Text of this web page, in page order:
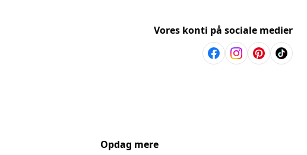
Vores konti på sociale medier
Opdag mere